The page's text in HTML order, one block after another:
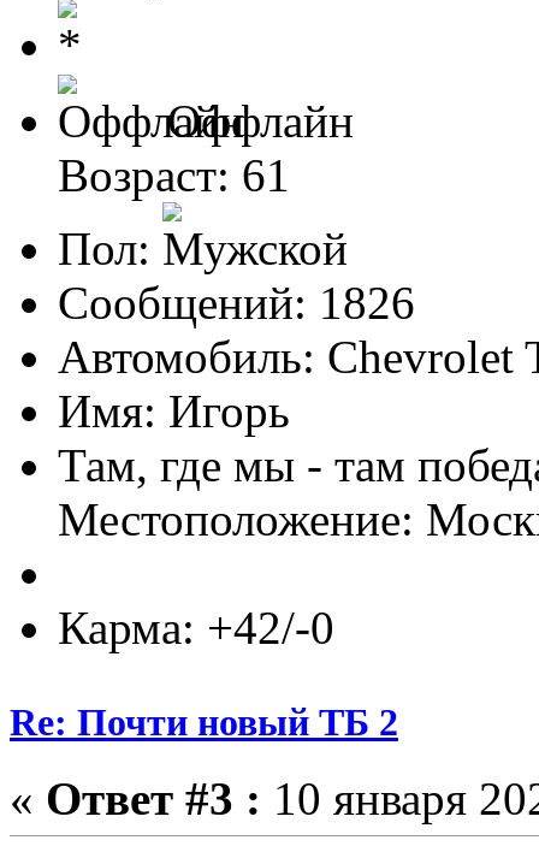
Оффлайн
Возраст: 61
Пол:
Сообщений: 1826
Автомобиль:
Имя: Игорь
Там, где мы - там
Местоположение:
Карма: +42/-0
Re: Почти новый ТБ 2
« Ответ #3 : 10 января